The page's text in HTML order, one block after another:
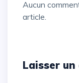
Aucun commentaire n'a encore été posté pour cet
article.
Laisser